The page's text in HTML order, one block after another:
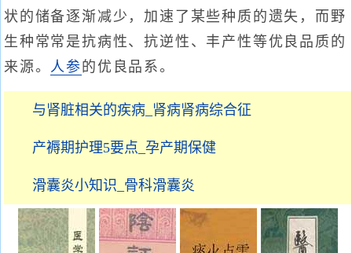
状的储备逐渐减少，加速了某些种质的遗失，而野
生种常常是抗病性、抗逆性、丰产性等优良品质的
来源。 人参 的优良品系。
与肾脏相关的疾病_肾病肾病综合征
产褥期护理5要点_孕产期保健
滑囊炎小知识_骨科滑囊炎